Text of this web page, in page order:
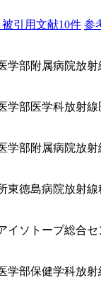
被引用文献10件 参
学部附属病院放射
学部医学科放射線
学部附属病院放射
東徳島病院放射線
イソトープ総合セ
学部保健学科放射